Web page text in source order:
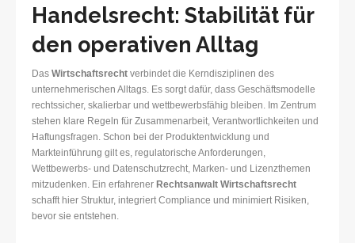
Handelsrecht: Stabilität für
den operativen Alltag
Das Wirtschaftsrecht verbindet die Kerndisziplinen des
unternehmerischen Alltags. Es sorgt dafür, dass Geschäftsmodelle
rechtssicher, skalierbar und wettbewerbsfähig bleiben. Im Zentrum
stehen klare Regeln für Zusammenarbeit, Verantwortlichkeiten und
Haftungsfragen. Schon bei der Produktentwicklung und
Markteinführung gilt es, regulatorische Anforderungen,
Wettbewerbs- und Datenschutzrecht, Marken- und Lizenzthemen
mitzudenken. Ein erfahrener Rechtsanwalt Wirtschaftsrecht
schafft hier Struktur, integriert Compliance und minimiert Risiken,
bevor sie entstehen.